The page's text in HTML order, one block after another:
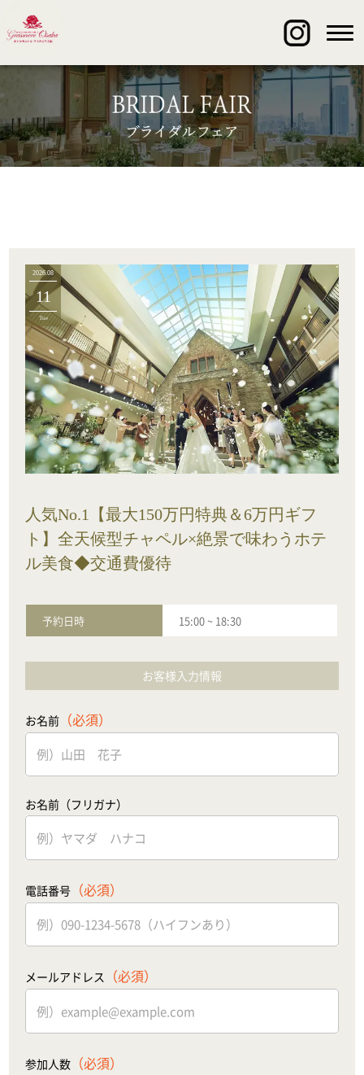
2026.08
11
Tue
人気No.1【最大150万円特典＆6万円ギフ
ト】全天候型チャペル×絶景で味わうホテ
ル美食◆交通費優待
予約日時 15:00~ 18:30
お客様入力情報
お名前 （必須）
お名前（フリガナ）
電話番号 （必須）
メールアドレス （必須）
参加人数 （必須）